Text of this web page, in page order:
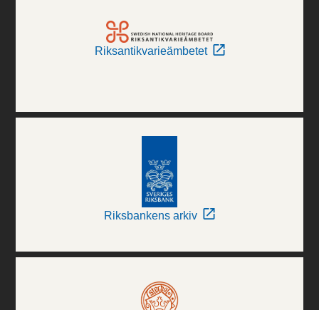
Riksantikvarieämbetet
Riksbankens arkiv